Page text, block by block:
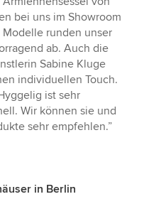
bei uns im Showroom
runden unser
ab. Auch die
Sabine Kluge
individuellen Touch.
ist sehr
Wir können sie und
sehr empfehlen.”
in Berlin